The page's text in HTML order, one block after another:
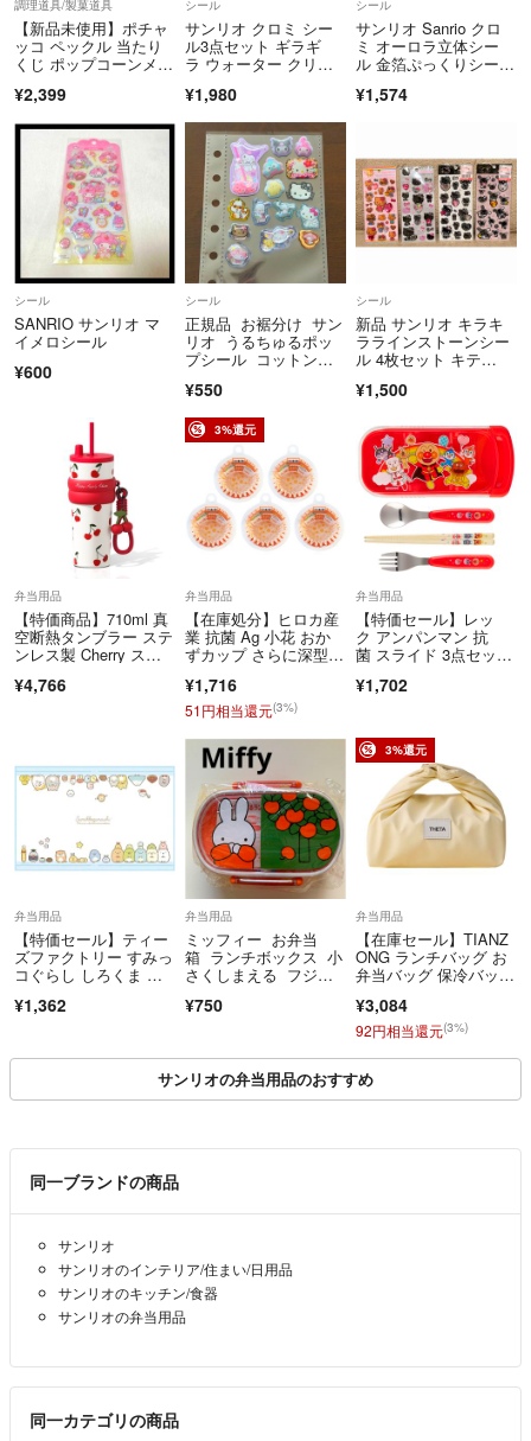
調理道具/製菓道具
【新品未使用】ポチャ
ッコ ペックル 当たり
くじ ポップコーンメー
¥2,399
シール
サンリオ クロミ シー
ル3点セット ギラギ
ラ ウォーター クリ
¥1,980
シール
サンリオ Sanrio クロ
ミ オーロラ立体シー
ル 金箔ぷっくりシー
¥1,574
シール
SANRIO サンリオ マ
イメロシール
¥600
シール
正規品 お裾分け サン
リオ うるちゅるポッ
プシール コットンパ
¥550
シール
新品 サンリオ キラキ
ララインストーンシー
ル 4枚セット キテ
¥1,500
弁当用品
【特価商品】710ml 真
空断熱タンブラー ステ
ンレス製 Cherry スト
¥4,766
3%還元
弁当用品
【在庫処分】ヒロカ産
業 抗菌 Ag 小花 おか
ずカップ さらに深型 6
¥1,716
51円相当還元(3%)
弁当用品
【特価セール】レッ
ク アンパンマン 抗
菌 スライド 3点セッ
¥1,702
弁当用品
【特価セール】ティー
ズファクトリー すみっ
コぐらし しろくま ぺ
¥1,362
弁当用品
ミッフィー お弁当
箱 ランチボックス 小
さくしまえる フジパ
¥750
3%還元
弁当用品
【在庫セール】TIANZ
ONG ランチバッグ お
弁当バッグ 保冷バッ
¥3,084
92円相当還元(3%)
サンリオの弁当用品のおすすめ
同一ブランドの商品
サンリオ
サンリオのインテリア/住まい/日用品
サンリオのキッチン/食器
サンリオの弁当用品
同一カテゴリの商品